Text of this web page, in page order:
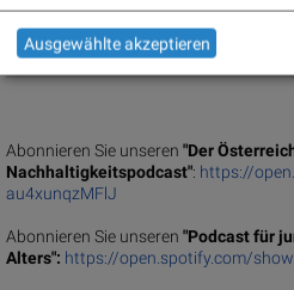
06.06.
Abonnieren Sie unseren "Der
Nachhaltigkeitspodcast": https://
au4xunqzMFlJ
Abonnieren Sie unseren "Podcast für
Alters": https://open.spotify.com/
Ausgewählte akzeptieren